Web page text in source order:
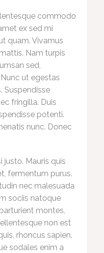
commodo
ex sed mi
quam. Vivamus
Nam turpis
sed,
ut egestas
Suspendisse
fringilla. Duis
potenti.
nunc. Donec
justo. Mauris quis
fermentum purus.
nec malesuada
sociis natoque
montes,
non est
rhoncus sapien.
sodales enim a